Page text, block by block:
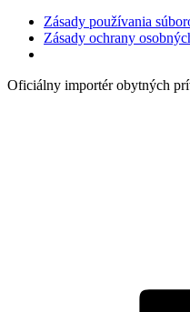
Zásady používania
Zásady ochrany
Preskočiť
Oficiálny importér obytných